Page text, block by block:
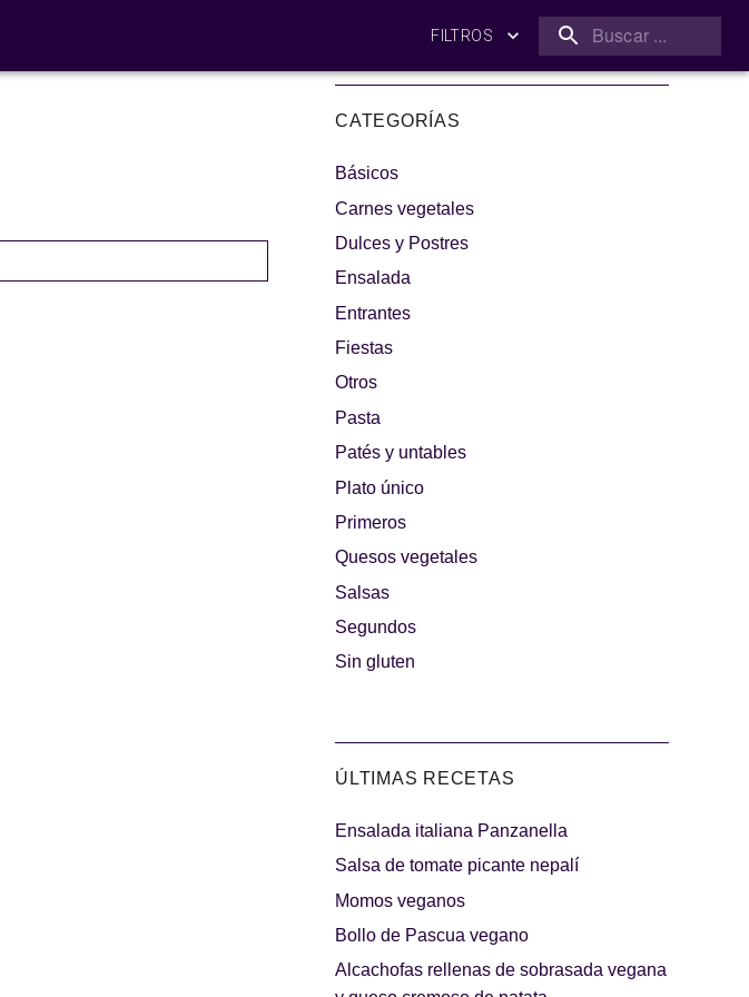
FILTROS
¡A dipear!
Los más dulces
Días de fiesta
CATEGORÍAS
Básicos
Carnes vegetales
Dulces y Postres
Ensalada
Entrantes
Fiestas
Otros
Pasta
Patés y untables
Plato único
Primeros
Quesos vegetales
Salsas
Segundos
Sin gluten
ÚLTIMAS RECETAS
Ensalada italiana Panzanella
Salsa de tomate picante nepalí
Momos veganos
Bollo de Pascua vegano
Alcachofas rellenas de sobrasada vegana